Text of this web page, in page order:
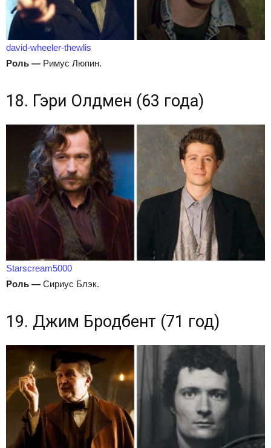
david-wheeler-thewlis
Роль — Римус Люпин.
18. Гэри Олдмен (63 года)
Starscream5000
Роль — Сириус Блэк.
19. Джим Бродбент (71 год)